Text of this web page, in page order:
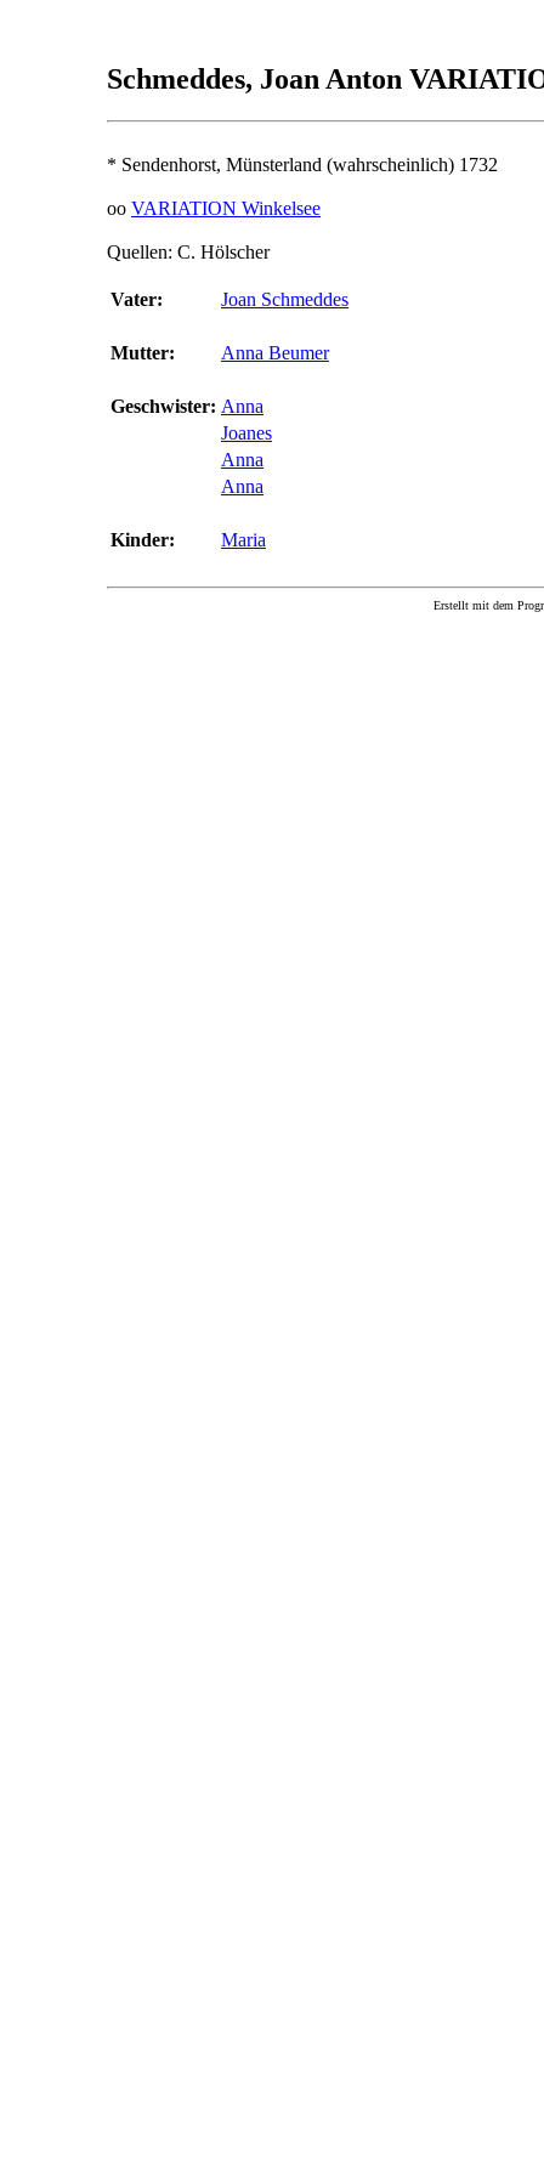
Schmeddes, Joan Anton
* Sendenhorst, Münsterland (wahrscheinlich) 1732
oo VARIATION Winkelsee
Quellen: C. Hölscher
Vater: Joan Schmeddes
Mutter: Anna Beumer
Geschwister: Anna
Joanes
Anna
Anna
Kinder: Maria
Erstellt mit dem